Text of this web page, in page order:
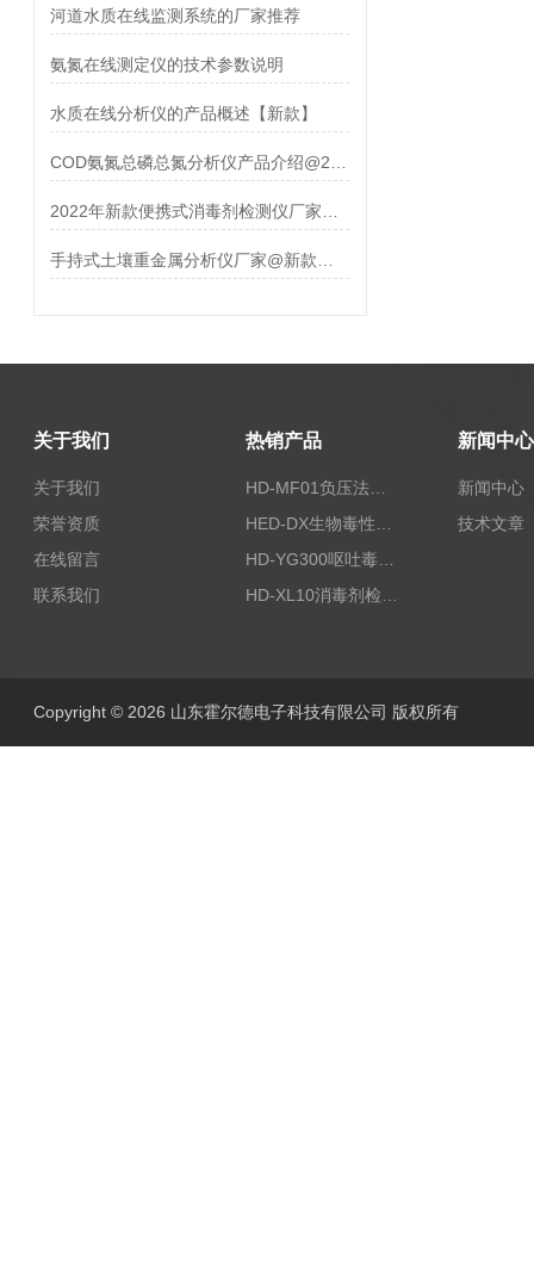
河道水质在线监测系统的厂家推荐
氨氮在线测定仪的技术参数说明
水质在线分析仪的产品概述【新款】
关于我们
关于我们
荣誉资质
在线留言
联系我们
热销产品
HD-MF01负压法密封性测试仪
新闻中心
新闻中心
技术文章
Copyright © 2026 山东霍尔德电子科技有限公司 版权所有